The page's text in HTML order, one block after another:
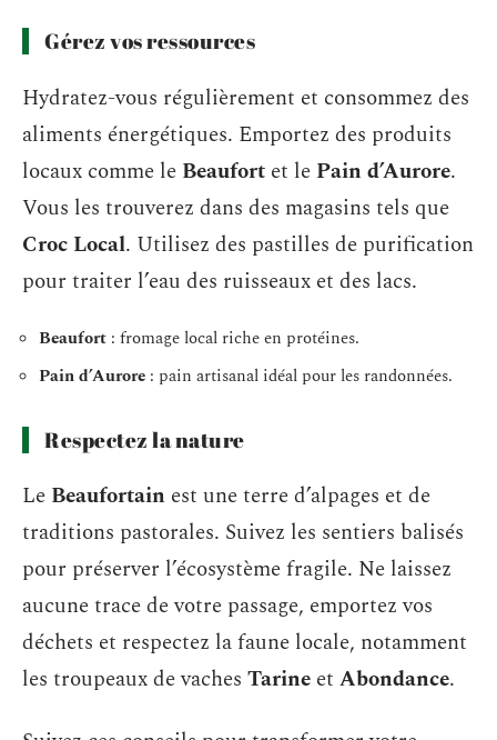
Gérez vos ressources
Hydratez-vous régulièrement et consommez des
aliments énergétiques. Emportez des produits
locaux comme le Beaufort et le Pain d’Aurore.
Vous les trouverez dans des magasins tels que
Croc Local. Utilisez des pastilles de purification
pour traiter l’eau des ruisseaux et des lacs.
Beaufort : fromage local riche en protéines.
Pain d’Aurore : pain artisanal idéal pour les randonnées.
Respectez la nature
Le Beaufortain est une terre d’alpages et de
traditions pastorales. Suivez les sentiers balisés
pour préserver l’écosystème fragile. Ne laissez
aucune trace de votre passage, emportez vos
déchets et respectez la faune locale, notamment
les troupeaux de vaches Tarine et Abondance.